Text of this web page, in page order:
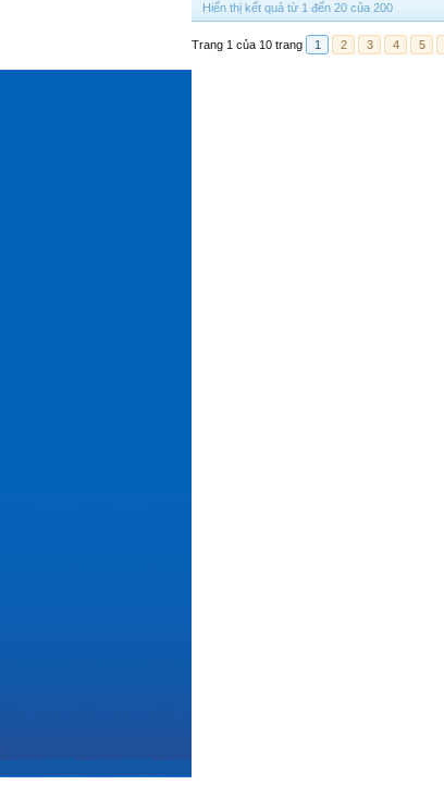
Hiển thị kết quả từ 1 đến 20 của 200
Trang 1 của 10 trang 1 2 3 4 5